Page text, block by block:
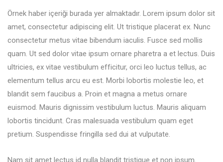
Örnek haber içeriği burada yer almaktadır. Lorem ipsum dolor sit
amet, consectetur adipiscing elit. Ut tristique placerat ex. Nunc
consectetur metus vitae bibendum iaculis. Fusce sed mollis
quam. Ut sed dolor vitae ipsum ornare pharetra a et lectus. Duis
ultricies, ex vitae vestibulum efficitur, orci leo luctus tellus, ac
elementum tellus arcu eu est. Morbi lobortis molestie leo, et
blandit sem faucibus a. Proin et magna a metus ornare
euismod. Mauris dignissim vestibulum luctus. Mauris aliquam
lobortis tincidunt. Cras malesuada vestibulum quam eget
pretium. Suspendisse fringilla sed dui at vulputate.
Nam sit amet lectus id nulla blandit tristique et non ipsum.